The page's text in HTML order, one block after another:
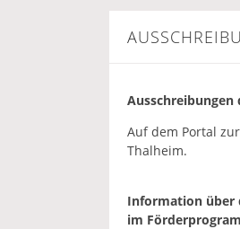
Ausschreibungen
Auf dem Portal
Thalheim.
Information über
im